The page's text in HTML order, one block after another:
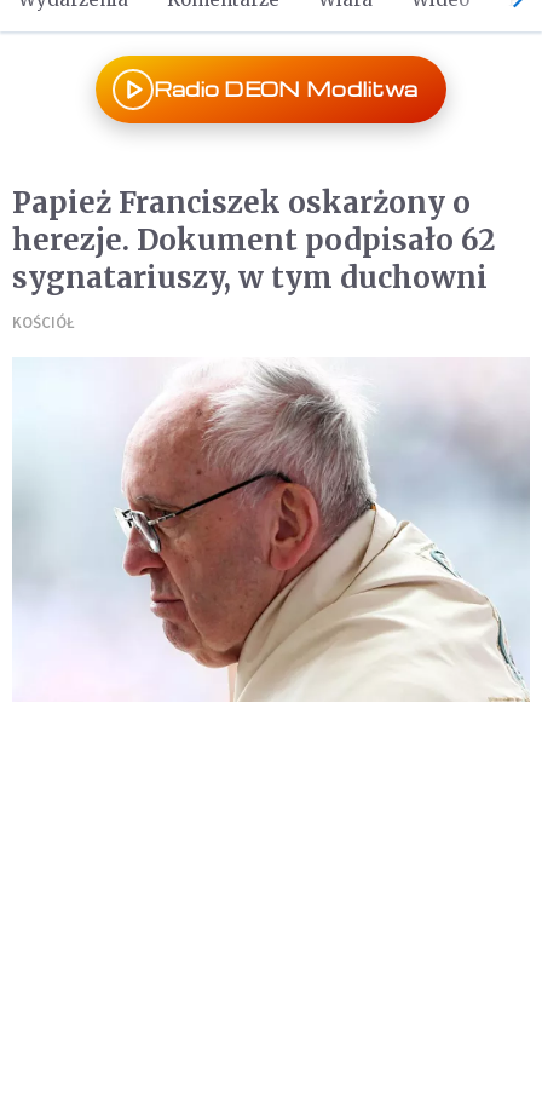
Radio DEON Modlitwa
Papież Franciszek oskarżony o
herezje. Dokument podpisało 62
sygnatariuszy, w tym duchowni
KOŚCIÓŁ